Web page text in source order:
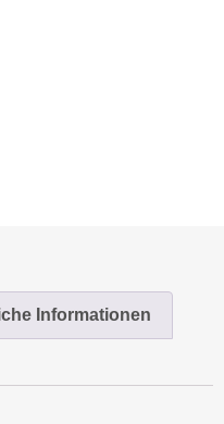
Informationen